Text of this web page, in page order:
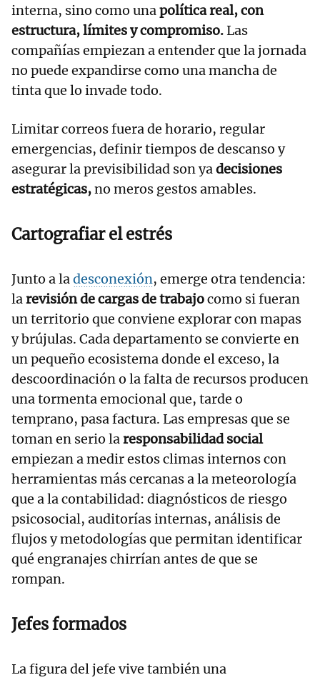
interna, sino como unapolítica real, con
estructura, límites y compromiso.Las
compañías empiezan a entender que la jornada
no puede expandirse como una mancha de
tinta que lo invade todo.
Limitar correos fuera de horario, regular
emergencias, definir tiempos de descanso y
asegurar la previsibilidad son yadecisiones
estratégicas,no meros gestos amables.
Cartografiar el estrés
Junto a ladesconexión, emerge otra tendencia:
larevisión de cargas de trabajocomo si fueran
un territorio que conviene explorar con mapas
y brújulas. Cada departamento se convierte en
un pequeño ecosistema donde el exceso, la
descoordinación o la falta de recursos producen
una tormenta emocional que, tarde o
temprano, pasa factura. Las empresas que se
toman en serio laresponsabilidad social
empiezan a medir estos climas internos con
herramientas más cercanas a la meteorología
que a la contabilidad: diagnósticos de riesgo
psicosocial, auditorías internas, análisis de
flujos y metodologías que permitan identificar
qué engranajes chirrían antes de que se
rompan.
Jefes formados
La figura del jefe vive también una